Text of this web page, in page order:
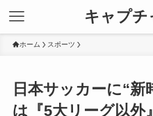
キャプチ
ホーム スポーツ
日本サッカーに“
は『5大リーグ以